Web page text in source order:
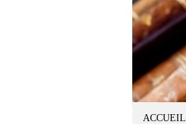
ACCUEIL